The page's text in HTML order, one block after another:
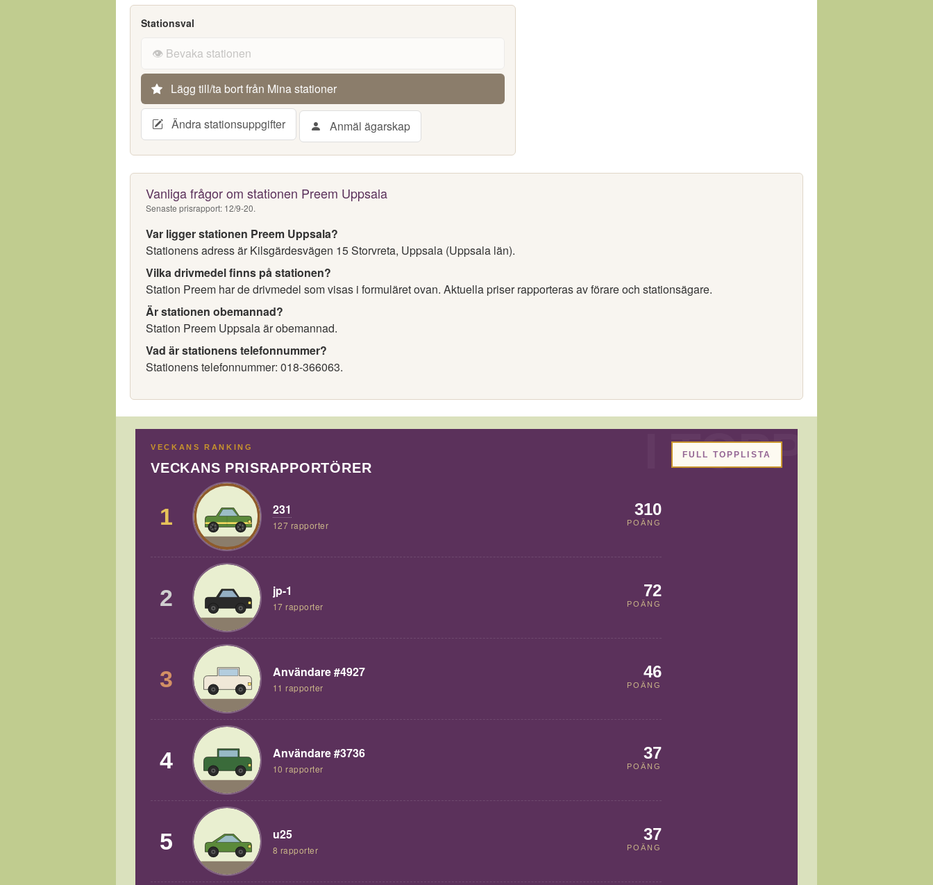
Stationsval
👁️ Bevaka stationen
Lägg till/ta bort från Mina stationer
Ändra stationsuppgifter Anmäl ägarskap
Vanliga frågor om stationen Preem Uppsala
Senaste prisrapport: 12/9-20.
Var ligger stationen Preem Uppsala?
Stationens adress är Kilsgärdesvägen 15 Storvreta, Uppsala (Uppsala län).
Vilka drivmedel finns på stationen?
Station Preem har de drivmedel som visas i formuläret ovan. Aktuella priser rapporteras av förare och stationsägare.
Är stationen obemannad?
Station Preem Uppsala är obemannad.
Vad är stationens telefonnummer?
Stationens telefonnummer: 018-366063.
VECKANS RANKING
VECKANS PRISRAPPORTÖRER
1 231
127 rapporter
310
POÄNG
2 jp-1
17 rapporter
72
POÄNG
3 Användare #4927
11 rapporter
46
POÄNG
4 Användare #3736
10 rapporter
37
POÄNG
5 u25
8 rapporter
37
POÄNG
FULL TOPPLISTA